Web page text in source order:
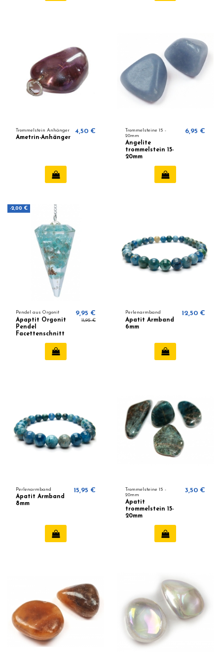
Trommelstein Anhänger
Ametrin-Anhänger
4,50 €
Trommelsteine ​​15 -
20mm
Angelite
trommelstein 15-
20mm
6,95 €
-2,00 €
Pendel aus Orgonit
Apaptit Orgonit
Pendel
Facettenschnitt
9,95 €
11,95 €
Perlenarmband
Apatit Armband
6mm
12,50 €
Perlenarmband
Apatit Armband
8mm
15,95 €
Trommelsteine ​​15 -
20mm
Apatit
trommelstein 15-
20mm
3,50 €